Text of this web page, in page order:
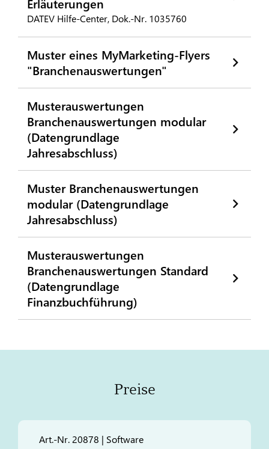
DATEV Hilfe-Center, Dok.-Nr. 1035760
Muster eines MyMarketing-Flyers
"Branchenauswertungen"
Musterauswertungen
Branchenauswertungen modular
(Datengrundlage
Jahresabschluss)
Muster Branchenauswertungen
modular (Datengrundlage
Jahresabschluss)
Musterauswertungen
Branchenauswertungen Standard
(Datengrundlage
Finanzbuchführung)
Preise
Art.-Nr. 20878 | Software